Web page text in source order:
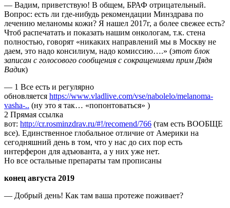
— Вадим, приветствую! В общем, БРАФ отрицательный.
Вопрос: есть ли где-нибудь рекомендации Минздрава по
лечению меланомы кожи? Я нашел 2017г, а более свежее есть?
Чтоб распечатать и показать нашим онкологам, т.к. стена
полностью, говорят «никаких направлений мы в Москву не
даем, это надо консилиум, надо комиссию….» (этот блок
записан с голосового сообщения с сокращениями прим Дядя
Вадик)
— 1 Все есть и регулярно
обновляется https://www.vladlive.com/vse/nabolelo/melanoma-
vasha-.. (ну это я так… «попонтоваться» )
2 Прямая ссылка
вот: http://cr.rosminzdrav.ru/#!/recomend/766 (там есть ВООБЩЕ
все). Единственное глобальное отличие от Америки на
сегодняшний день в том, что у нас до сих пор есть
интерферон для адъюванта, а у них уже нет.
Но все остальные препараты там прописаны
конец августа 2019
— Добрый день! Как там ваша протеже поживает?